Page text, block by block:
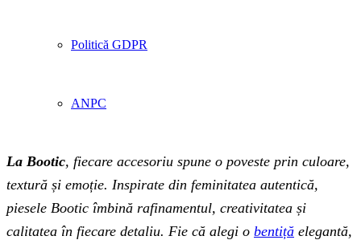
Politică GDPR
ANPC
La Bootic, fiecare accesoriu spune o poveste prin culoare,
textură și emoție. Inspirate din feminitatea autentică,
piesele Bootic îmbină rafinamentul, creativitatea și
calitatea în fiecare detaliu. Fie că alegi o bentiță elegantă,